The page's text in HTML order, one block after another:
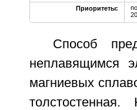
Приоритеты:
Способ
неплавящимся
магниевых